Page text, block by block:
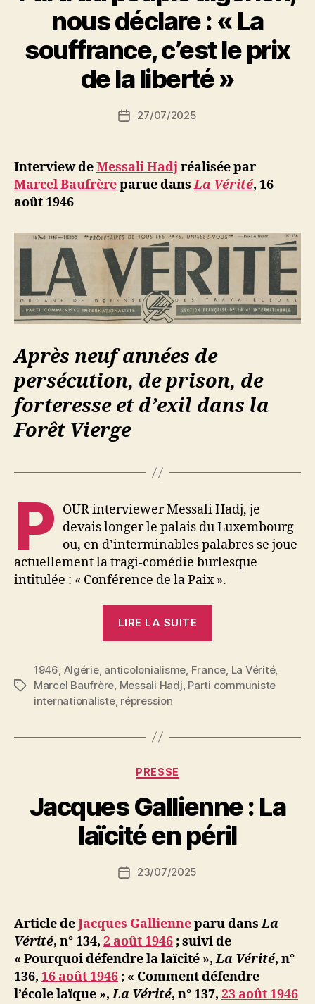
nous déclare : « La
souffrance, c’est le prix
de la liberté »
Auteur
a
N
ji
Date27/07/2025
Interview deMessali Hadj réalisée par
Marcel Baufrèreparue dansLa Vérité, 16
août 1946
Après neuf années de
persécution, de prison, de
forteresse et d’exil dans la
Forêt Vierge
P OUR interviewer Messali Hadj, je
devais longer le palais du Luxembourg
ou, en d’interminables palabres se joue
actuellement la tragi-comédie burlesque
intitulée : « Conférence de la Paix ».
LIRE LA SUITE
du
Parti
:
« La
souffrance,
de
la
liberté » »
Étiquettes
1946 Algérie, anticolonialisme France La Vérité,
Marcel Baufrère Messali Hadj Parti communiste
internationaliste, répression
Catégories
PRESSE
Jacques Gallienne : La
laïcité en péril
Auteur
P
a
N
ji
Date23/07/2025
Article deJacques Gallienneparu dansLa
Vérité, n° 134, 2 août 1946 ; suivi de
« Pourquoi défendre la laïcité »,La Vérité, n°
136, 16 août 1946 ; « Comment défendre
l’école laïque »,La Vérité, n° 137, 23 août 1946